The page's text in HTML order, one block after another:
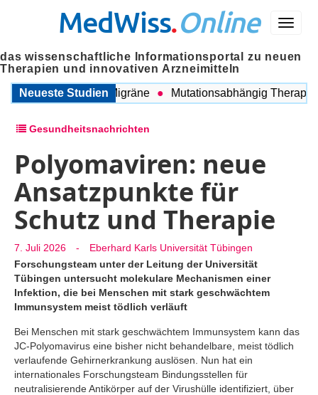
Menü
MedWiss.Online
das wissenschaftliche Informationsportal zu neuen
Therapien und innovativen Arzneimitteln
Neueste Studien
COPD und Migräne Mutationsabhängig Therapie
Gesundheitsnachrichten
Polyomaviren: neue
Ansatzpunkte für
Schutz und Therapie
7. Juli 2026 -
Eberhard Karls Universität Tübingen
Forschungsteam unter der Leitung der Universität
Tübingen untersucht molekulare Mechanismen einer
Infektion, die bei Menschen mit stark geschwächtem
Immunsystem meist tödlich verläuft
Bei Menschen mit stark geschwächtem Immunsystem kann das
JC-Polyomavirus eine bisher nicht behandelbare, meist tödlich
verlaufende Gehirnerkrankung auslösen. Nun hat ein
internationales Forschungsteam Bindungsstellen für
neutralisierende Antikörper auf der Virushülle identifiziert, über